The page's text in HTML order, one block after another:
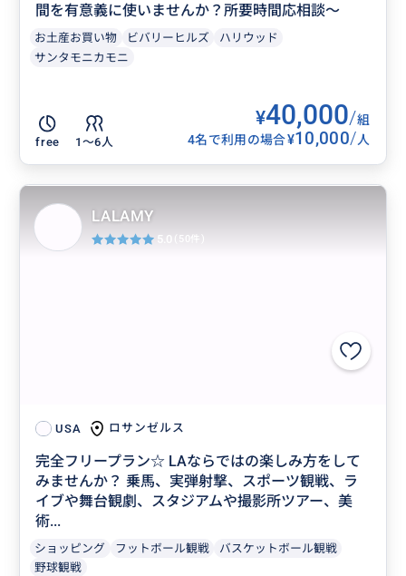
間を有意義に使いませんか？所要時間応相談〜
お土産お買い物 ビバリーヒルズ
ハリウッド
サンタモニカモニ
free 1〜6人
¥40,000/組
4名で利用の場合¥10,000/人
USA ロサンゼルス
完全フリープラン☆ LAならではの楽しみ方をして
みませんか？ 乗馬、実弾射撃、スポーツ観戦、ラ
イブや舞台観劇、スタジアムや撮影所ツアー、美
術...
ショッピング フットボール観戦
バスケットボール観戦
野球観戦
LALAMY
5.0 (50件)